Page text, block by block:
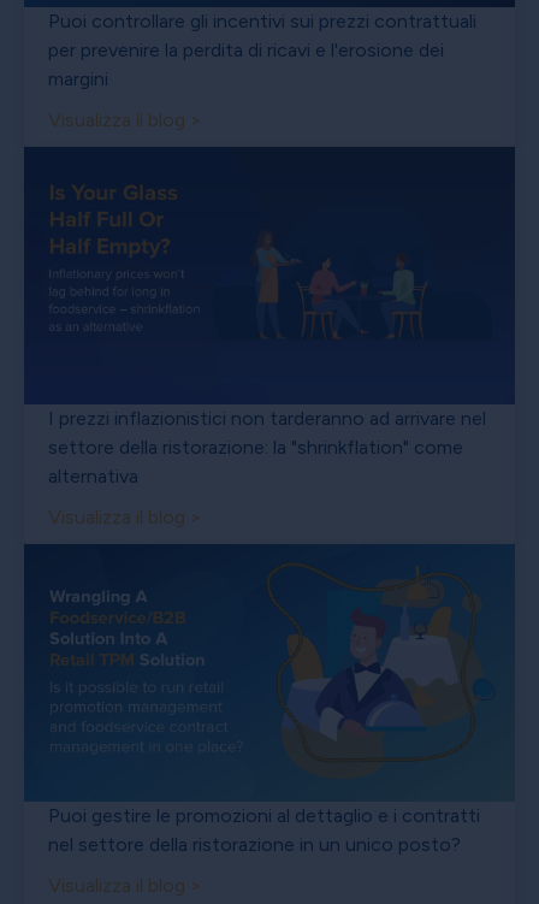
Puoi controllare gli incentivi sui prezzi contrattuali
per prevenire la perdita di ricavi e l'erosione dei
margini
Visualizza il blog >
I prezzi inflazionistici non tarderanno ad arrivare nel
settore della ristorazione: la "shrinkflation" come
alternativa
Visualizza il blog >
Puoi gestire le promozioni al dettaglio e i contratti
nel settore della ristorazione in un unico posto?
Visualizza il blog >